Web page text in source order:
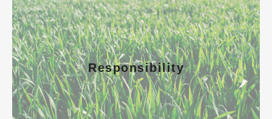
Responsibility